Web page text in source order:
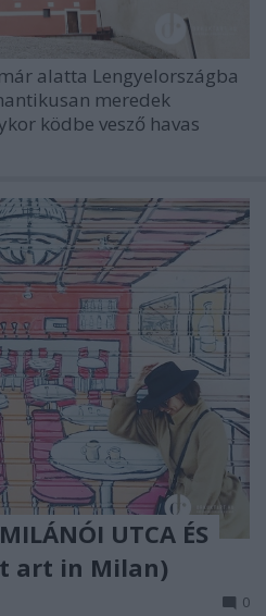
alatta Lengyelországba
meredek
ködbe vesző havas
UTCA ÉS
art in Milan)
0